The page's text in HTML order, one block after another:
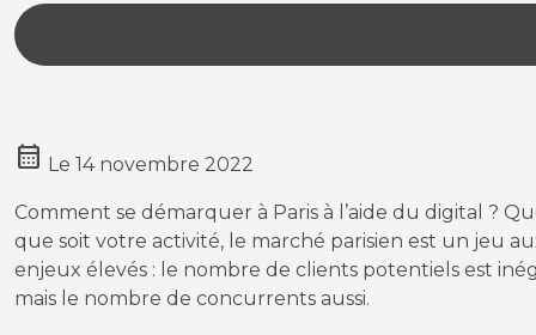
calendar_month Le 14 novembre 2022
Comment se démarquer à Paris à l’aide du digital ?
que soit votre activité, le marché parisien est un jeu
enjeux élevés : le nombre de clients potentiels est
mais le nombre de concurrents aussi.